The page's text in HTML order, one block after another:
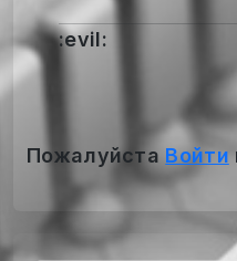
:evil:
Пожалуйста Войти